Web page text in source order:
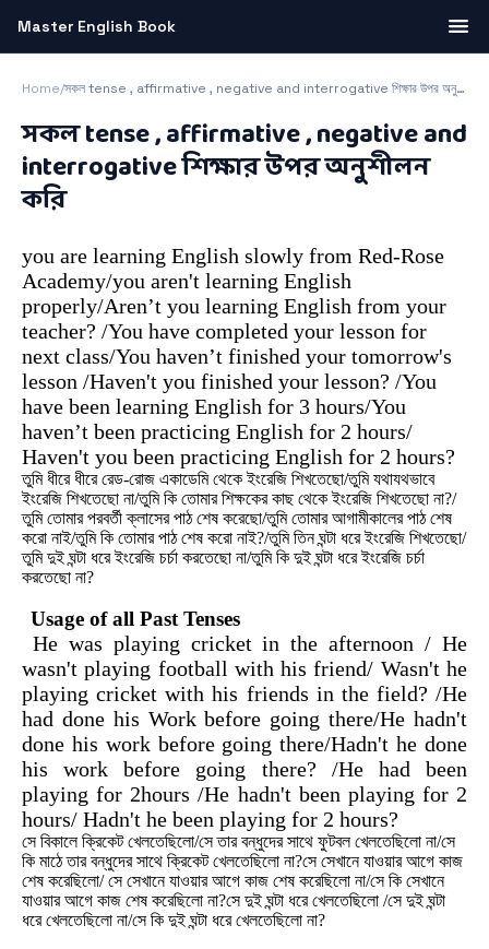
Master English Book
Home/ সকল tense , affirmative , negative and interrogative শিক্ষার উপর অনুশীলন করি
সকল tense , affirmative , negative and
interrogative শিক্ষার উপর অনুশীলন
করি
you are learning English slowly from Red-Rose
Academy/you aren't learning English
properly/Aren’t you learning English from your
teacher? /You have completed your lesson for
next class/You haven’t finished your tomorrow's
lesson /Haven't you finished your lesson? /You
have been learning English for 3 hours/You
haven’t been practicing English for 2 hours/
Haven't you been practicing English for 2 hours?
তুমি ধীরে ধীরে রেড-রোজ একাডেমি থেকে ইংরেজি শিখতেছো/তুমি যথাযথভাবে
ইংরেজি শিখতেছো না/তুমি কি তোমার শিক্ষকের কাছ থেকে ইংরেজি শিখতেছো না?/
তুমি তোমার পরবর্তী ক্লাসের পাঠ শেষ করেছো/তুমি তোমার আগামীকালের পাঠ শেষ
করো নাই/তুমি কি তোমার পাঠশেষ করো নাই?/তুমি তিন ঘন্টা ধরে ইংরেজি শিখতেছো/
তুমি দুই ঘন্টা ধরে ইংরেজি চর্চা করতেছো না/তুমি কি দুই ঘন্টা ধরে ইংরেজি চর্চা
করতেছো না?
Usage of all Past Tenses
He was playing cricket in the afternoon / He
wasn't playing football with his friend/ Wasn't he
playing cricket with his friends in the field? /He
had done his Work before going there/He hadn't
done his work before going there/Hadn't he done
hiswork before going there? /He had been
playing for 2hours /He hadn't been playing for 2
hours/ Hadn't he been playing for 2 hours?
সে বিকালে ক্রিকেট খেলতেছিলো/সে তার বন্ধুদের সাথে ফুটবল খেলতেছিলো না/সে
কি মাঠে তার বন্ধুদের সাথে ক্রিকেট খেলতেছিলো না?সে সেখানে যাওয়ার আগে কাজ
শেষ করেছিলো/ সে সেখানে যাওয়ার আগে কাজ শেষ করেছিলো না/সে কি সেখানে
যাওয়ার আগে কাজ শেষকরেছিলো না?সে দুই ঘন্টা ধরে খেলতেছিলো /সে দুই ঘন্টা
ধরে খেলতেছিলো না/সে কি দুই ঘন্টা ধরে খেলতেছিলো না?